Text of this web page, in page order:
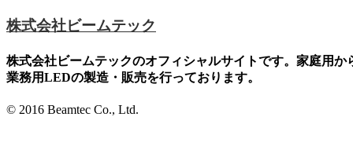
株式会社ビームテック
株式会社ビームテックのオフィシャルサイトです。家庭用か
業務用LEDの製造・販売を行っております。
© 2016 Beamtec Co., Ltd.